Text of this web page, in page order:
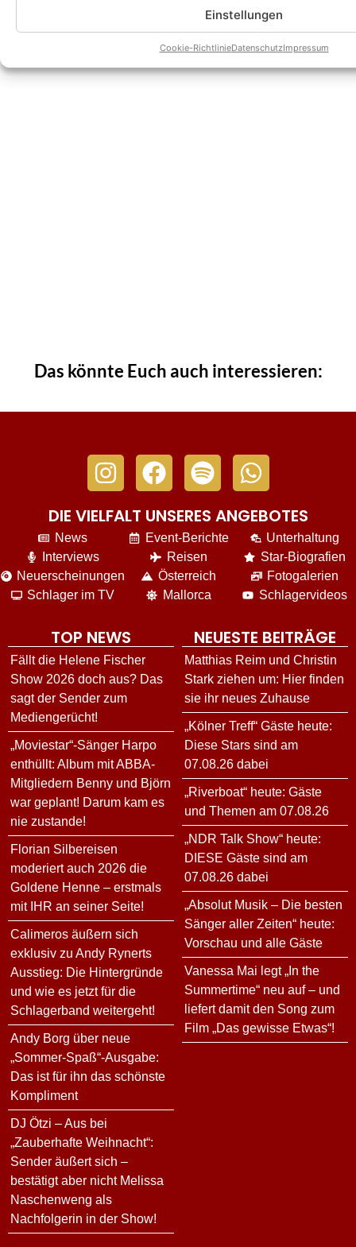
Einstellungen
Cookie-RichtlinieDatenschutzImpressum
Das könnte Euch auch interessieren:
DIE VIELFALT UNSERES ANGEBOTES
News
Interviews
Neuerscheinungen
Schlager im TV
Event-Berichte
Reisen
Österreich
Mallorca
Unterhaltung
Star-Biografien
Fotogalerien
Schlagervideos
TOP NEWS
Fällt die Helene Fischer
Show 2026 doch aus? Das
sagt der Sender zum
Mediengerücht!
„Moviestar“-Sänger Harpo
enthüllt: Album mit ABBA-
Mitgliedern Benny und Björn
war geplant! Darum kam es
nie zustande!
Florian Silbereisen
moderiert auch 2026 die
Goldene Henne – erstmals
mit IHR an seiner Seite!
Calimeros äußern sich
exklusiv zu Andy Rynerts
Ausstieg: Die Hintergründe
und wie es jetzt für die
Schlagerband weitergeht!
Andy Borg über neue
„Sommer-Spaß“-Ausgabe:
Das ist für ihn das schönste
Kompliment
DJ Ötzi – Aus bei
„Zauberhafte Weihnacht“:
Sender äußert sich –
bestätigt aber nicht Melissa
Naschenweng als
Nachfolgerin in der Show!
NEUESTE BEITRÄGE
Matthias Reim und Christin
Stark ziehen um: Hier finden
sie ihr neues Zuhause
„Kölner Treff“ Gäste heute:
Diese Stars sind am
07.08.26 dabei
„Riverboat“ heute: Gäste
und Themen am 07.08.26
„NDR Talk Show“ heute:
DIESE Gäste sind am
07.08.26 dabei
„Absolut Musik – Die besten
Sänger aller Zeiten“ heute:
Vorschau und alle Gäste
Vanessa Mai legt „In the
Summertime“ neu auf – und
liefert damit den Song zum
Film „Das gewisse Etwas“!